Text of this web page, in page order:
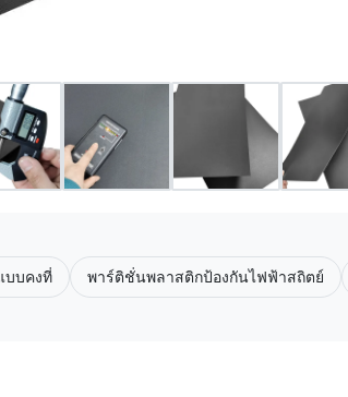
บบคงที่ พาร์ติชั่นพลาสติกป้องกันไฟฟ้าสถิตย์